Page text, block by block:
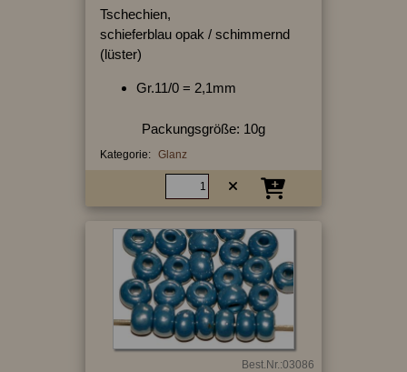
Tschechien,
schieferblau opak / schimmernd
(lüster)
Gr.11/0 = 2,1mm
Packungsgröße: 10g
Kategorie: Glanz
Best.Nr.:03086